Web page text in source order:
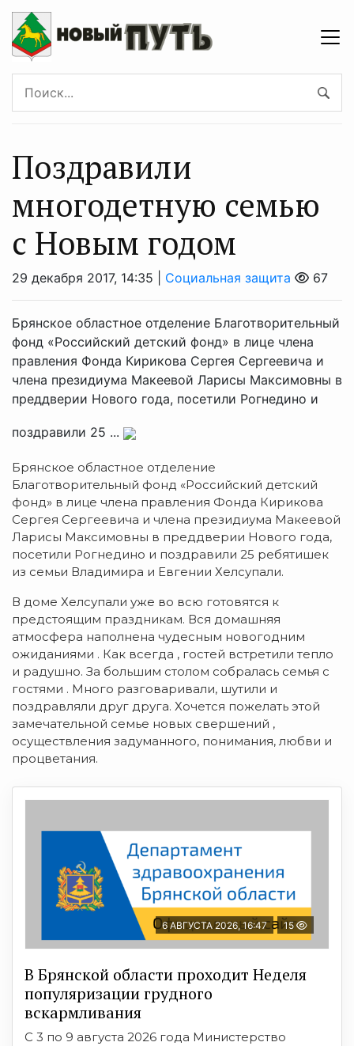
Поздравили
многодетную семью
с Новым годом
29 декабря 2017, 14:35 | Социальная защита 67
Брянское областное отделение Благотворительный
фонд «Российский детский фонд» в лице члена
правления Фонда Кирикова Сергея Сергеевича и
члена президиума Макеевой Ларисы Максимовны в
преддверии Нового года, посетили Рогнедино и
поздравили 25 ...
Брянское областное отделение
Благотворительный фонд «Российский детский
фонд» в лице члена правления Фонда Кирикова
Сергея Сергеевича и члена президиума Макеевой
Ларисы Максимовны в преддверии Нового года,
посетили Рогнедино и поздравили 25 ребятишек
из семьи Владимира и Евгении Хелсупали.
В доме Хелсупали уже во всю готовятся к
предстоящим праздникам. Вся домашняя
атмосфера наполнена чудесным новогодним
ожиданиями . Как всегда , гостей встретили тепло
и радушно. За большим столом собралась семья с
гостями . Много разговаривали, шутили и
поздравляли друг друга. Хочется пожелать этой
замечательной семье новых свершений ,
осуществления задуманного, понимания, любви и
процветания.
6 АВГУСТА 2026, 16:47 15
В Брянской области проходит Неделя
популяризации грудного
вскармливания
С 3 по 9 августа 2026 года Министерство